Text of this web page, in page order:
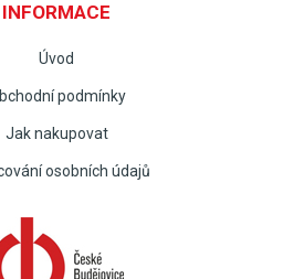
INFORMACE
Úvod
podmínky
Jak nakupovat
osobních údajů